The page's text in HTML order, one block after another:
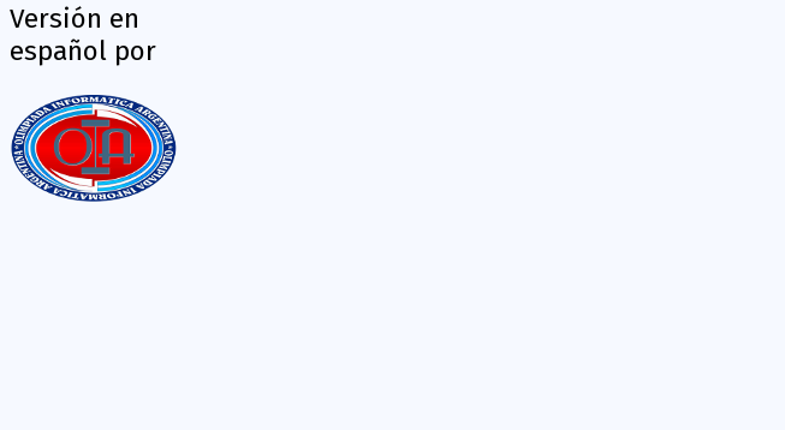
Versión en
español por